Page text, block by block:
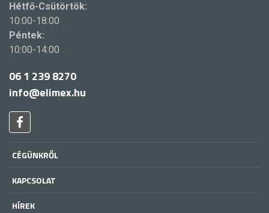
Hétfő-Csütörtök:
10:00-18:00
Péntek:
10:00-14:00
06 1 239 8270
info@elimex.hu
CÉGÜNKRŐL
KAPCSOLAT
HÍREK